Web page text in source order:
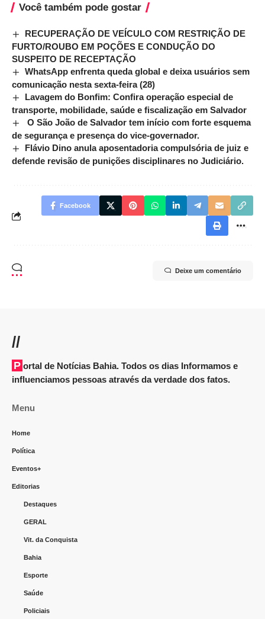
Você também pode gostar
RECUPERAÇÃO DE VEÍCULO COM RESTRIÇÃO DE
FURTO/ROUBO EM POÇÕES E CONDUÇÃO DO
SUSPEITO DE RECEPTAÇÃO
WhatsApp enfrenta queda global e deixa usuários sem
comunicação nesta sexta-feira (28)
Lavagem do Bonfim: Confira operação especial de
transporte, mobilidade, saúde e fiscalização em Salvador
O São João de Salvador tem início com forte esquema
de segurança e presença do vice-governador.
Flávio Dino anula aposentadoria compulsória de juiz e
defende revisão de punições disciplinares no Judiciário.
Facebook
Deixe um comentário
//
Portal de Notícias Bahia. Todos os dias Informamos e
influenciamos pessoas através da verdade dos fatos.
Menu
Home
Política
Eventos+
Editorias
Destaques
GERAL
Vit. da Conquista
Bahia
Esporte
Saúde
Policiais